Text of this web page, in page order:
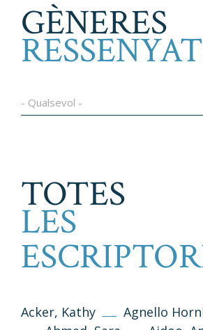
GÈNERES
- Qualsevol -
TOTES
LES
Acker, Kathy
Agnello